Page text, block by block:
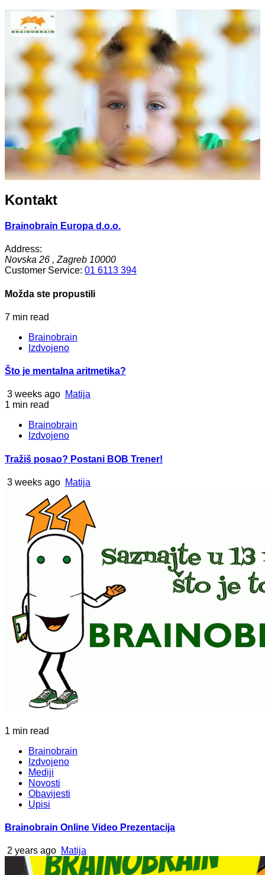
Kontakt
Brainobrain Europa d.o.o.
Address:
Novska 26 , Zagreb 10000
Customer Service: 01 6113 394
Možda ste propustili
7 min read
Brainobrain
Izdvojeno
Što je mentalna aritmetika?
3 weeks ago Matija
1 min read
Brainobrain
Izdvojeno
Tražiš posao? Postani BOB Trener!
3 weeks ago Matija
1 min read
Brainobrain
Izdvojeno
Mediji
Novosti
Obavijesti
Upisi
Brainobrain Online Video Prezentacija
2 years ago Matija